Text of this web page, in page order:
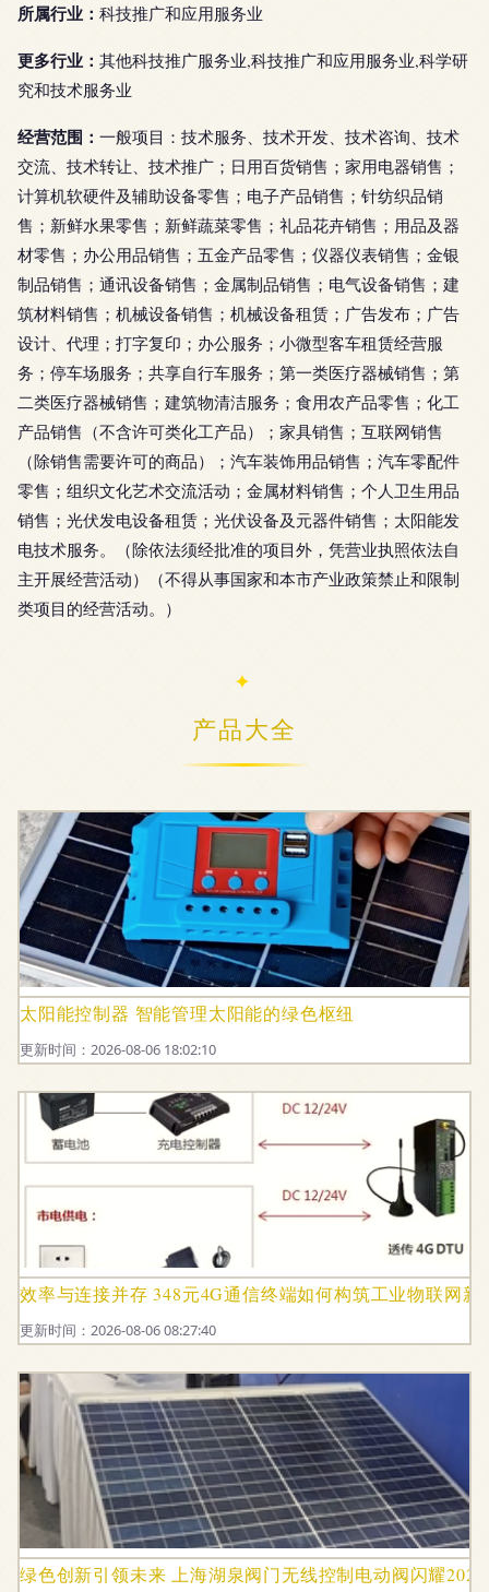
所属行业： 科技推广和应用服务业
更多行业： 其他科技推广服务业,科技推广和应用服务业,科学研
究和技术服务业
经营范围： 一般项目：技术服务、技术开发、技术咨询、技术
交流、技术转让、技术推广；日用百货销售；家用电器销售；
计算机软硬件及辅助设备零售；电子产品销售；针纺织品销
售；新鲜水果零售；新鲜蔬菜零售；礼品花卉销售；用品及器
材零售；办公用品销售；五金产品零售；仪器仪表销售；金银
制品销售；通讯设备销售；金属制品销售；电气设备销售；建
筑材料销售；机械设备销售；机械设备租赁；广告发布；广告
设计、代理；打字复印；办公服务；小微型客车租赁经营服
务；停车场服务；共享自行车服务；第一类医疗器械销售；第
二类医疗器械销售；建筑物清洁服务；食用农产品零售；化工
产品销售（不含许可类化工产品）；家具销售；互联网销售
（除销售需要许可的商品）；汽车装饰用品销售；汽车零配件
零售；组织文化艺术交流活动；金属材料销售；个人卫生用品
销售；光伏发电设备租赁；光伏设备及元器件销售；太阳能发
电技术服务。（除依法须经批准的项目外，凭营业执照依法自
主开展经营活动）（不得从事国家和本市产业政策禁止和限制
类项目的经营活动。）
产品大全
太阳能控制器 智能管理太阳能的绿色枢纽
更新时间：2026-08-06 18:02:10
效率与连接并存 348元4G通信终端如何构筑工业物联网新
更新时间：2026-08-06 08:27:40
绿色创新引领未来 上海湖泉阀门无线控制电动阀闪耀